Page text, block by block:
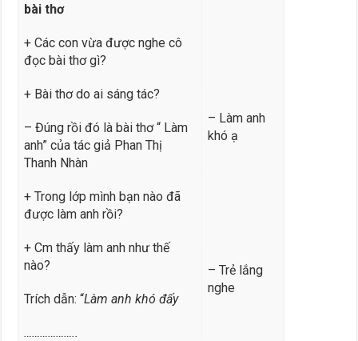
bài thơ
+ Các con vừa được nghe cô
đọc bài thơ gì?
+ Bài thơ do ai sáng tác?
– Đúng rồi đó là bài thơ “ Làm
anh” của tác giả Phan Thị
Thanh Nhàn
+ Trong lớp mình bạn nào đã
được làm anh rồi?
+ Cm thấy làm anh như thế
nào?
Trích dẫn: “Làm anh khó đấy
………………..
– Làm anh
khó ạ
– Trẻ lắng
nghe